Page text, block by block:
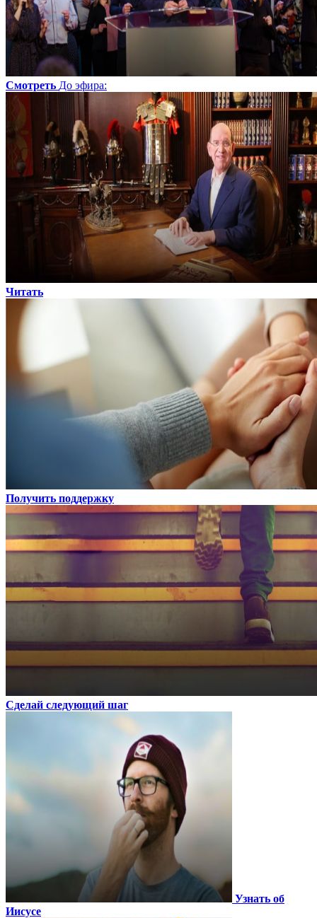
Смотреть До эфира:
Читать
Получить поддержку
Сделай следующий шаг
Узнать об
Иисусе